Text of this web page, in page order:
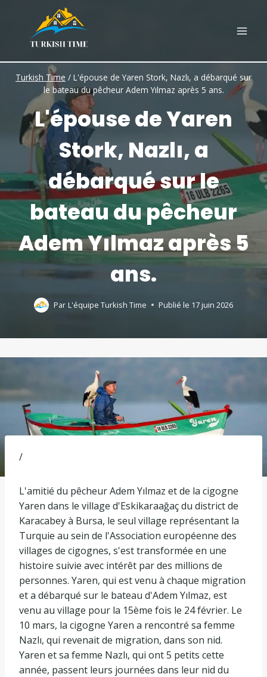
content
Turkish Time / L'épouse de Yaren Stork, Nazlı, a débarqué sur
le bateau du pêcheur Adem Yılmaz après 5 ans.
L'épouse de Yaren
Stork, Nazlı, a
débarqué sur le
bateau du pêcheur
Adem Yılmaz après 5
ans.
Par L'équipe Turkish Time Publié le 17 juin 2026
/
L'amitié du pêcheur Adem Yılmaz et de la cigogne
Yaren dans le village d'Eskikaraağaç du district de
Karacabey à Bursa, le seul village représentant la
Turquie au sein de l'Association européenne des
villages de cigognes, s'est transformée en une
histoire suivie avec intérêt par des millions de
personnes. Yaren, qui est venu à chaque migration
et a débarqué sur le bateau d'Adem Yılmaz, est
venu au village pour la 15ème fois le 24 février. Le
10 mars, la cigogne Yaren a rencontré sa femme
Nazlı, qui revenait de migration, dans son nid.
Yaren et sa femme Nazlı, qui ont 5 petits cette
année, passent leurs journées dans leur nid du